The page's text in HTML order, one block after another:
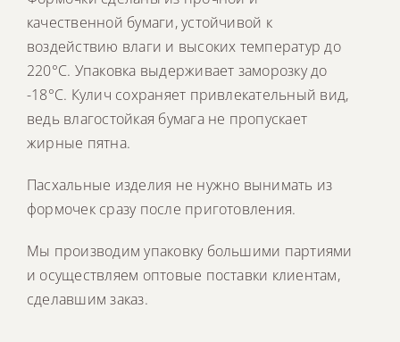
качественной бумаги, устойчивой к
воздействию влаги и высоких температур до
220°C. Упаковка выдерживает заморозку до
-18°C. Кулич сохраняет привлекательный вид,
ведь влагостойкая бумага не пропускает
жирные пятна.
Пасхальные изделия не нужно вынимать из
формочек сразу после приготовления.
Мы производим упаковку большими партиями
и осуществляем оптовые поставки клиентам,
сделавшим заказ.